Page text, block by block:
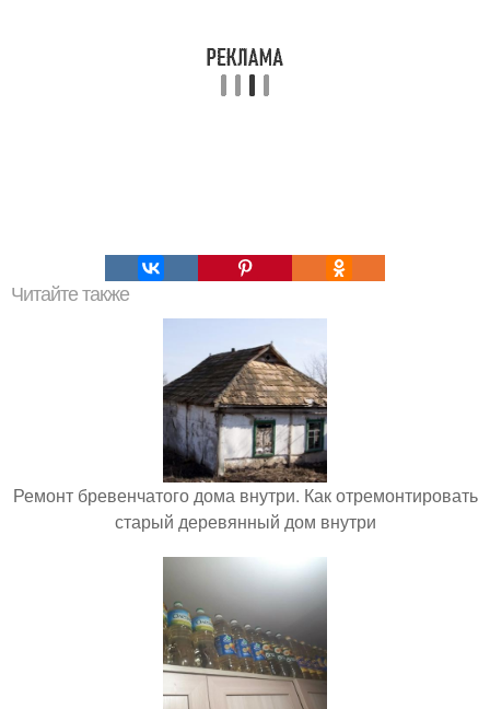
Читайте также
Ремонт бревенчатого дома внутри. Как отремонтировать
старый деревянный дом внутри